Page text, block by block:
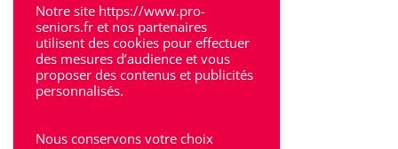
Villeneuve-Sur-Lot
Notre site https://www.pro-
seniors.fr et nos partenaires
utilisent des cookies pour effectuer
des mesures d’audience et vous
proposer des contenus et publicités
personnalisés.
Nous conservons votre choix